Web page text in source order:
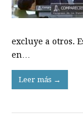
excluye a otros.
en…
Leer más →